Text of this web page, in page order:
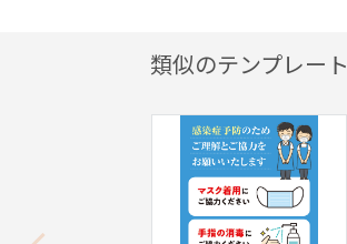
類似のテンプレート